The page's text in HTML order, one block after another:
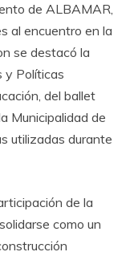
de ALBAMAR,
al encuentro en la
se destacó la
y Políticas
del ballet
Municipalidad de
utilizadas durante
de la
como un